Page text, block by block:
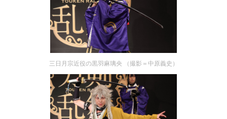
三日月宗近役の黒羽麻璃央 （撮影＝中原義史）